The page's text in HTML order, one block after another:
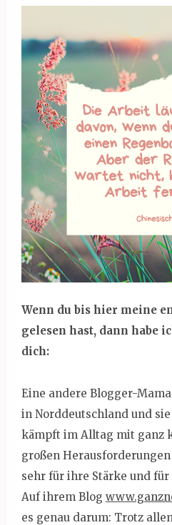
Wenn du bis hier meine
gelesen hast, dann habe
dich:
Eine andere Blogger-
in Norddeutschland und
kämpft im Alltag mit ganz
großen
sehr für ihre Stärke und
Auf ihrem Blog
es genau darum: Trotz